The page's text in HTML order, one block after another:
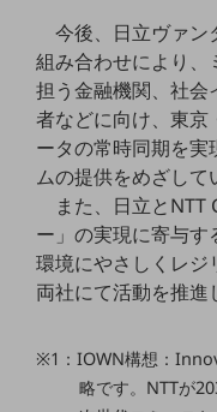
バックオフィス
リモート・ハイブリッドワ
セキュリティ
その他のお悩みはこちら
業界から見つける
業界から見つけるTOP
製造業
運輸業
今後、日立ヴァン
組み合わせにより、
担う金融機関、社会
者などに向け、東
ータの常時同期を
ムの提供をめざして
また、日立とNTT
ー」の実現に寄与す
環境にやさしくレジ
両社にて活動を推進
※1：IOWN構想：
略です。NTTが